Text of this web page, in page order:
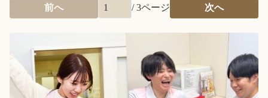
施設を探す 選ばれる理由
会社概要 ニュース
前へ /3ページ 次へ